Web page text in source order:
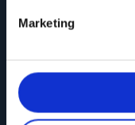
Marketing